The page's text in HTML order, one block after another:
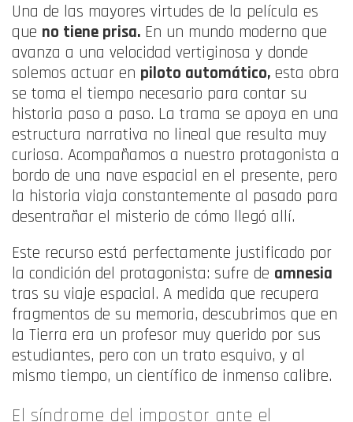
Una de las mayores virtudes de la película es
que no tiene prisa. En un mundo moderno que
avanza a una velocidad vertiginosa y donde
solemos actuar en piloto automático, esta obra
se toma el tiempo necesario para contar su
historia paso a paso. La trama se apoya en una
estructura narrativa no lineal que resulta muy
curiosa. Acompañamos a nuestro protagonista a
bordo de una nave espacial en el presente, pero
la historia viaja constantemente al pasado para
desentrañar el misterio de cómo llegó allí.
Este recurso está perfectamente justificado por
la condición del protagonista: sufre de amnesia
tras su viaje espacial. A medida que recupera
fragmentos de su memoria, descubrimos que en
la Tierra era un profesor muy querido por sus
estudiantes, pero con un trato esquivo, y al
mismo tiempo, un científico de inmenso calibre.
El síndrome del impostor ante el